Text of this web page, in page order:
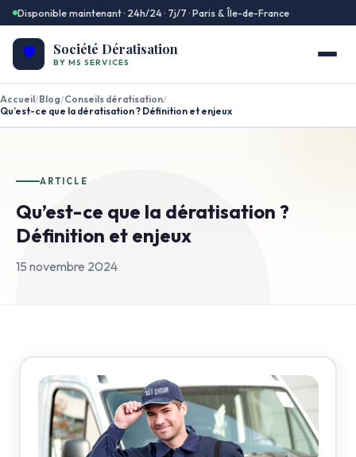
Disponible maintenant · 24h/24 · 7j/7 · Paris & Île-de-France
🛡️ Société Dératisation
BY MS SERVICES
Accueil/Blog/Conseils dératisation/
Qu’est-ce que la dératisation ? Définition et enjeux
ARTICLE
Qu’est-ce que la dératisation ?
Définition et enjeux
15 novembre 2024